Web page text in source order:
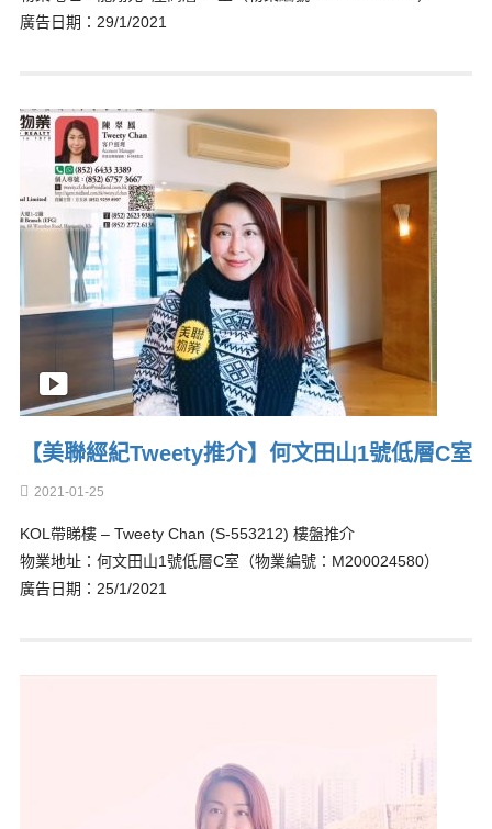
廣告日期：29/1/2021
【美聯經紀Tweety推介】何文田山1號低層C室
2021-01-25
KOL帶睇樓 – Tweety Chan (S-553212) 樓盤推介
物業地址：何文田山1號低層C室（物業編號：M200024580）
廣告日期：25/1/2021